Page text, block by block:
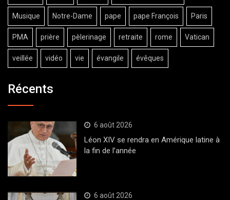
Musique Notre-Dame pape pape François Paris
PMA prière pèlerinage retraite rome Vatican
veillée vidéo vie évangile évêques
Récents
6 août 2026
Léon XIV se rendra en Amérique latine à
la fin de l’année
6 août 2026